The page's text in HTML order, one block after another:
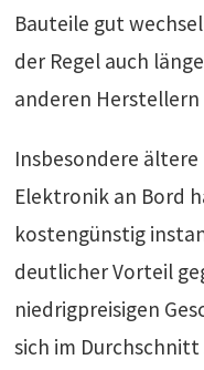
Bauteile gut
der Regel auch
anderen
Insbesondere
Elektronik an Bord
kostengünstig
deutlicher Vorteil
niedrigpreisigen
sich im